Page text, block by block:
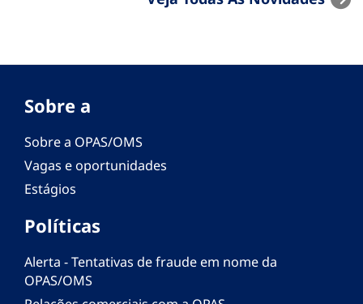
Sobre a
Sobre a OPAS/OMS
Vagas e oportunidades
Estágios
Políticas
Alerta - Tentativas de fraude em nome da
OPAS/OMS